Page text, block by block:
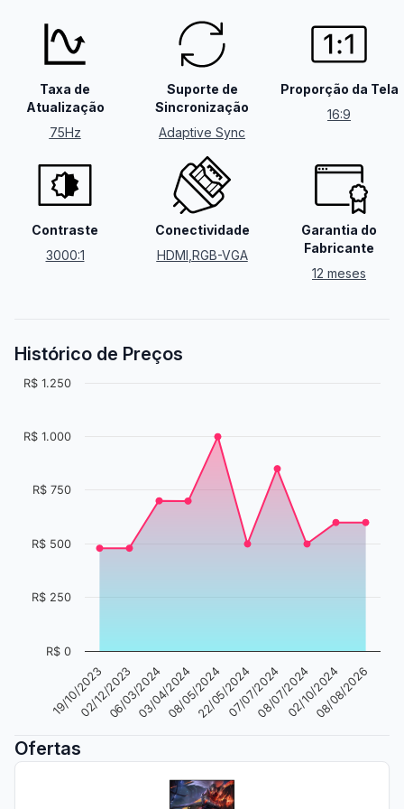
Taxa de
Atualização
75Hz
Suporte de
Sincronização
Adaptive Sync
Proporção da Tela
16:9
Contraste
3000:1
Conectividade
HDMI RGB-VGA
Garantia do
Fabricante
12 meses
Histórico de Preços
19/10/2023
02/12/202306/03/202403/04/202408/05/202422/05/202407/07/202408/07/202402/10/202408/08/2026
R$ 0
R$ 250
R$ 500
R$ 750
R$ 1.000
R$ 1.250
Ofertas